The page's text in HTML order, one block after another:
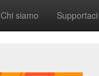
Chi siamo Supportaci